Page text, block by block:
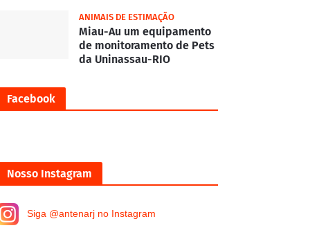
ANIMAIS DE ESTIMAÇÃO
Miau-Au um equipamento
de monitoramento de Pets
da Uninassau-RIO
Facebook
Nosso Instagram
Siga @antenarj no Instagram